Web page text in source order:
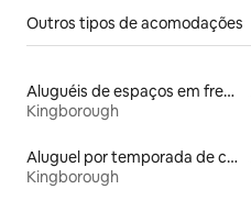
Outros tipos de acomodações
Aluguéis de espaços em frente à praia
Kingborough
Aluguel por temporada de casas de hóspedes
Kingborough